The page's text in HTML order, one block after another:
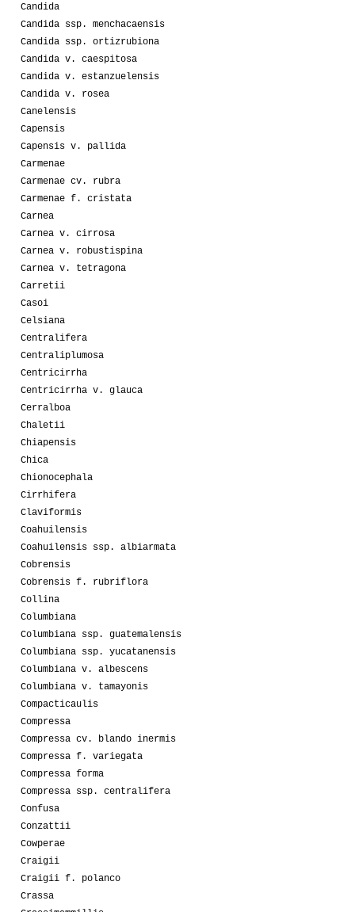
Candida
Candida ssp. menchacaensis
Candida ssp. ortizrubiona
Candida v. caespitosa
Candida v. estanzuelensis
Candida v. rosea
Canelensis
Capensis
Capensis v. pallida
Carmenae
Carmenae cv. rubra
Carmenae f. cristata
Carnea
Carnea v. cirrosa
Carnea v. robustispina
Carnea v. tetragona
Carretii
Casoi
Celsiana
Centralifera
Centraliplumosa
Centricirrha
Centricirrha v. glauca
Cerralboa
Chaletii
Chiapensis
Chica
Chionocephala
Cirrhifera
Claviformis
Coahuilensis
Coahuilensis ssp. albiarmata
Cobrensis
Cobrensis f. rubriflora
Collina
Columbiana
Columbiana ssp. guatemalensis
Columbiana ssp. yucatanensis
Columbiana v. albescens
Columbiana v. tamayonis
Compacticaulis
Compressa
Compressa cv. blando inermis
Compressa f. variegata
Compressa forma
Compressa ssp. centralifera
Confusa
Conzattii
Cowperae
Craigii
Craigii f. polanco
Crassa